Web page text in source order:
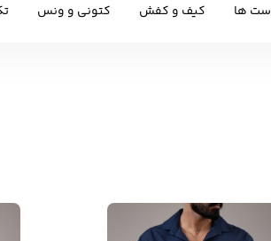
ست ها کیف و کفش کتونی و ونس